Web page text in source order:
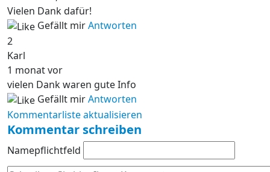
Vielen Dank dafür!
Gefällt mirAntworten
2
Karl
1 monat vor
vielen Dank waren gute Info
Gefällt mirAntworten
Kommentarliste aktualisieren
Kommentar schreiben
Namepflichtfeld